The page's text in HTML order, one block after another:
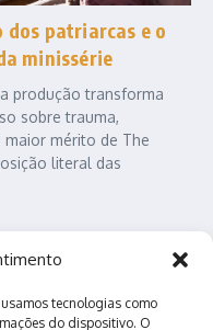
tecnologias como
do dispositivo. O
patriarcas e o
minissérie
produção transforma
sobre trauma,
mérito de The
literal das